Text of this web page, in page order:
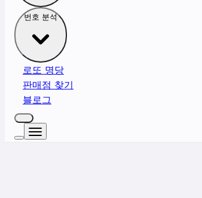
번호 분석
로또 명당
판매점 찾기
블로그